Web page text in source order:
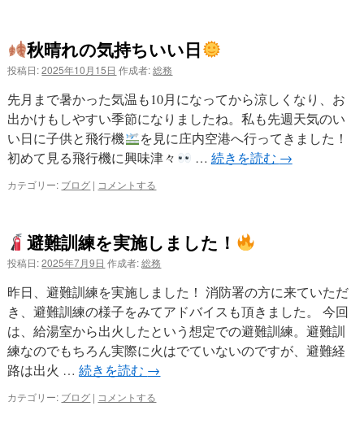
秋晴れの気持ちいい日
投稿日: 2025年10月15日 作成者: 総務
先月まで暑かった気温も10月になってから涼しくなり、お
出かけもしやすい季節になりましたね。私も先週天気のい
い日に子供と飛行機
を見に庄内空港へ行ってきました！
初めて見る飛行機に興味津々
… 続きを読む →
カテゴリー: ブログ | コメントする
避難訓練を実施しました！
投稿日: 2025年7月9日 作成者: 総務
昨日、避難訓練を実施しました！ 消防署の方に来ていただ
き、避難訓練の様子をみてアドバイスも頂きました。 今回
は、給湯室から出火したという想定での避難訓練。避難訓
練なのでもちろん実際に火はでていないのですが、避難経
路は出火 …続きを読む →
カテゴリー: ブログ | コメントする